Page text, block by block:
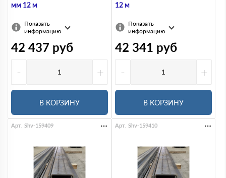
мм 12 м
Показать
информацию
42 437 руб
-
+
В КОРЗИНУ
12 м
Показать
информацию
42 341 руб
-
+
В КОРЗИНУ
Арт. Shv-159409 Арт. Shv-159410